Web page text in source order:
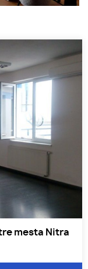
mesta Nitra